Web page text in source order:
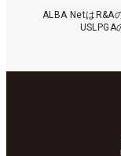
ALBA NetはR&A
USLPGA